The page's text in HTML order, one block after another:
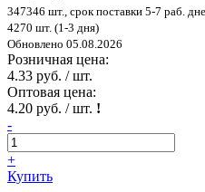
347346 шт., срок поставки 5-7 раб.
4270 шт. (1-3 дня)
Обновлено 05.08.2026
Розничная цена:
4.33 руб. / шт.
Оптовая цена:
4.20 руб. / шт. !
-
+
Купить